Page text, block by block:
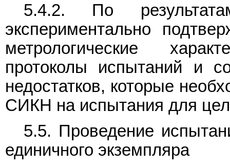
5.4.2. По
экспериментально
метрологические
протоколы испытаний и
недостатков, которые
СИКН на испытания для
5.5. Проведение
единичного экземпляра